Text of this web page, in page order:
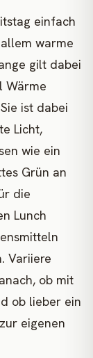
einfach
warme
gilt dabei
Wärme
ist dabei
Licht,
wie ein
Grün an
die
Lunch
Variiere
ob mit
ob lieber ein
eigenen